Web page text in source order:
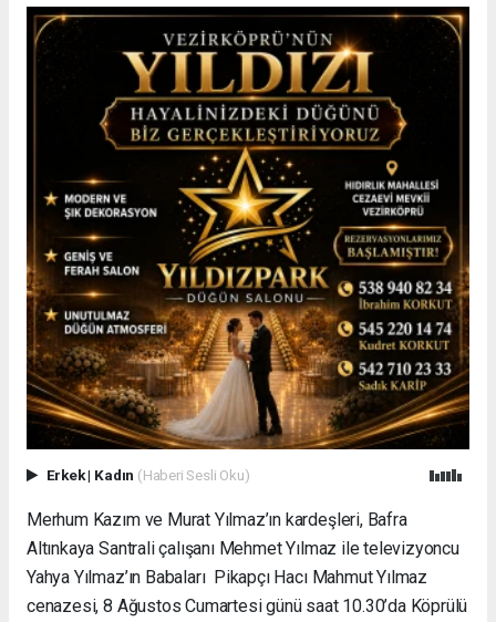
Erkek| Kadın (Haberi Sesli Oku)
Merhum Kazım ve Murat Yılmaz’ın kardeşleri, Bafra
Altınkaya Santrali çalışanı Mehmet Yılmaz ile televizyoncu
Yahya Yılmaz’ın Babaları Pikapçı Hacı Mahmut Yılmaz
cenazesi, 8 Ağustos Cumartesi günü saat 10.30’da Köprülü